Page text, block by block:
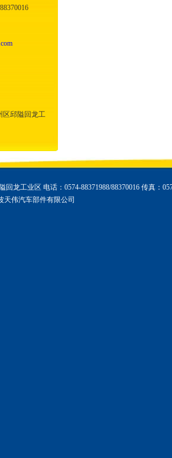
区邱隘回龙工
龙工业区 电话：0574-88371988/88370016 传真：
伟汽车部件有限公司